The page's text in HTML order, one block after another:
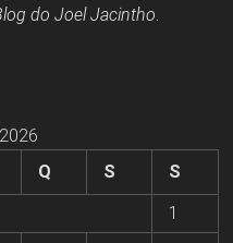
do Joel Jacintho.
Q S
S
1